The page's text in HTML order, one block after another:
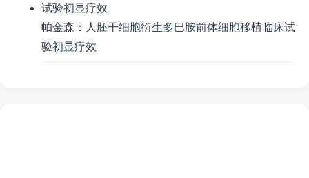
帕金森：人胚干细胞衍生多巴胺前体细胞移植临床试
验初显疗效